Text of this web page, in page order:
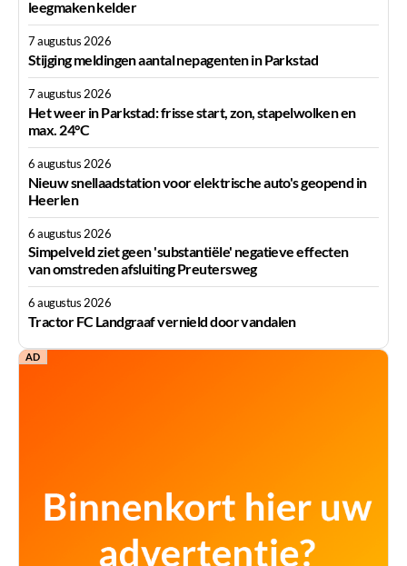
leegmaken kelder
7 augustus 2026
Stijging meldingen aantal nepagenten in Parkstad
7 augustus 2026
Het weer in Parkstad: frisse start, zon, stapelwolken en
max. 24°C
6 augustus 2026
Nieuw snellaadstation voor elektrische auto's geopend in
Heerlen
6 augustus 2026
Simpelveld ziet geen 'substantiële' negatieve effecten
van omstreden afsluiting Preutersweg
6 augustus 2026
Tractor FC Landgraaf vernield door vandalen
AD